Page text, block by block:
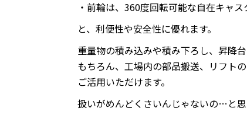
・前輪は、360度回転可能な自在キャ
と、利便性や安全性に優れます。
重量物の積み込みや積み下ろし、昇降
もちろん、工場内の部品搬送、リフト
ご活用いただけます。
扱いがめんどくさいんじゃないの…と思